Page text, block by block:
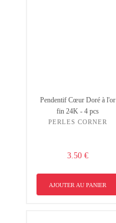
Pendentif Cœur Doré à l'or
fin 24K - 4 pcs
PERLES CORNER
3.50 €
AJOUTER AU PANIER